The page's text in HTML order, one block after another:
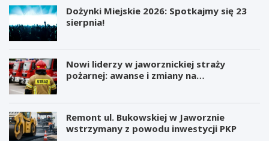
Dożynki Miejskie 2026: Spotkajmy się 23
sierpnia!
Nowi liderzy w jaworznickiej straży
pożarnej: awanse i zmiany na
Remont ul. Bukowskiej w Jaworznie
wstrzymany z powodu inwestycji PKP